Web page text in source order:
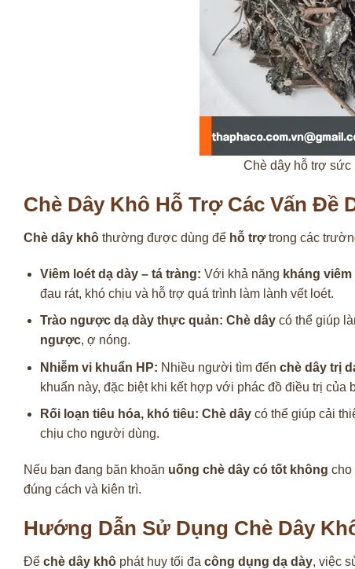
Chè dây hỗ trợ sức
Chè Dây Khô Hỗ Trợ Các Vấn Đề
Chè dây khô thường được dùng để hỗ trợtrong các
Viêm loét dạ dày – tá tràng: Với khả năng kháng viêm
đau rát, khó chịu và hỗ trợ quá trình làm lành vết loét.
Trào ngược dạ dày thực quản: Chè dâycó thể giúp
ngược, ợ nóng.
Nhiễm vi khuẩn HP: Nhiều người tìm đến chè dây trị
khuẩn này, đặc biệt khi kết hợp với phác đồ điều trị của
Rối loạn tiêu hóa, khó tiêu: Chè dâycó thể giúp cải
chịu cho người dùng.
Nếu bạn đang băn khoăn uống chè dây có tốt không cho
đúng cách và kiên trì.
Hướng Dẫn Sử Dụng Chè Dây
Để chè dây khô phát huy tối đa công dụng dạ dày, việc